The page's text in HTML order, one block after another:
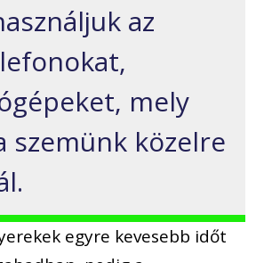
az
mely
szemünk közelre
egyre kevesebb időt